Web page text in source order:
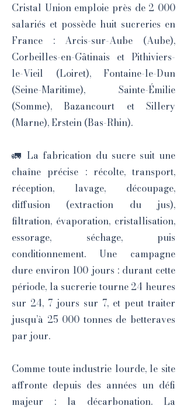
Cristal Union emploie près de 2 000
salariés et possède huit sucreries en
France : Arcis-sur-Aube (Aube),
Corbeilles-en-Gâtinais et Pithiviers-
le-Vieil (Loiret), Fontaine-le-Dun
(Seine-Maritime), Sainte-Émilie
(Somme), Bazancourt et Sillery
(Marne), Erstein (Bas-Rhin).
🚛 La fabrication du sucre suit une
chaîne précise : récolte, transport,
réception, lavage, découpage,
diffusion (extraction du jus),
filtration, évaporation, cristallisation,
essorage, séchage, puis
conditionnement. Une campagne
dure environ 100 jours : durant cette
période, la sucrerie tourne 24 heures
sur 24, 7 jours sur 7, et peut traiter
jusqu’à 25 000 tonnes de betteraves
par jour.
Comme toute industrie lourde, le site
affronte depuis des années un défi
majeur : la décarbonation. La